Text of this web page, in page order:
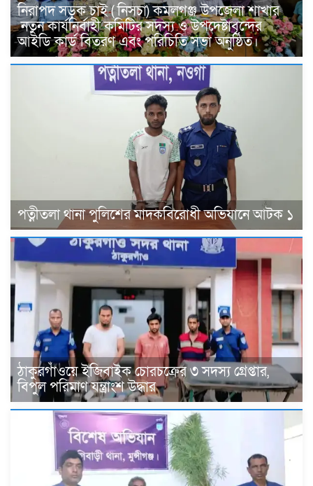
নিরাপদ সড়ক চাই ( নিসচা) কমলগঞ্জ উপজেলা শাখার
নতুন কার্যনির্বাহী কমিটির সদস্য ও উপদেষ্টাবৃন্দের
আইডি কার্ড বিতরণ এবং পরিচিতি সভা অনুষ্ঠিত।
পত্নীতলা থানা পুলিশের মাদকবিরোধী অভিযানে আটক ১
ঠাকুরগাঁওয়ে ইজিবাইক চোরচক্রের ৩ সদস্য গ্রেপ্তার,
বিপুল পরিমাণ যন্ত্রাংশ উদ্ধার ‎